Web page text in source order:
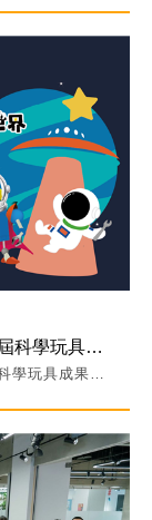
暑假最強檔 ！ 和第 14 屆科學玩具成果展一起前往未來世界！
暑假最強檔 ！ 和第 14 屆科學玩具成果展一起前往未來世界！